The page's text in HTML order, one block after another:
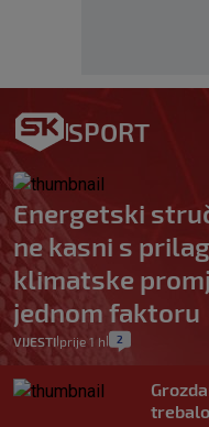
SPORT
Energetski
ne kasni s
klimatske
jednom faktoru
VIJESTI prije 1 h 2